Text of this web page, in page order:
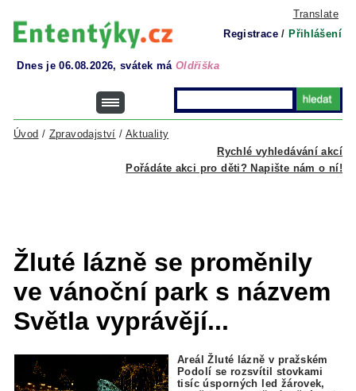
Translate
Registrace / Přihlášení
Dnes je 06.08.2026, svátek má Oldřiška
Rychlé vyhledávání akcí
Úvod / Zpravodajství / Aktuality
Pořádáte akci pro děti? Napište nám o ní!
Žluté lázně se proměnily
ve vánoční park s názvem
Světla vyprávějí...
Areál Žluté lázně v pražském
Podolí se rozsvítil stovkami
tisíc úsporných led žárovek,